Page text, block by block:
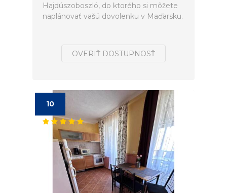
Hajdúszoboszló, do ktorého si môžete
naplánovať vašú dovolenku v Maďarsku.
OVERIŤ DOSTUPNOSŤ
10